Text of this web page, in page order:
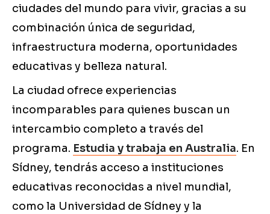
ciudades del mundo para vivir, gracias a su
combinación única de seguridad,
infraestructura moderna, oportunidades
educativas y belleza natural.
La ciudad ofrece experiencias
incomparables para quienes buscan un
intercambio completo a través del
programa. Estudia y trabaja en Australia. En
Sídney, tendrás acceso a instituciones
educativas reconocidas a nivel mundial,
como la Universidad de Sídney y la